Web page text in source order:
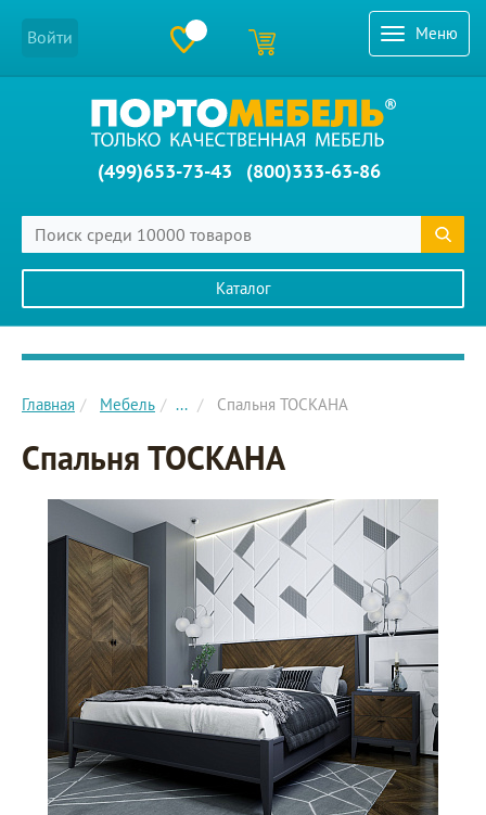
Меню
Войти
(499)653-73-43 (800)333-63-86
Каталог
Главное меню сайта
Главная Мебель ... Спальня ТОСКАНА
Спальня ТОСКАНА